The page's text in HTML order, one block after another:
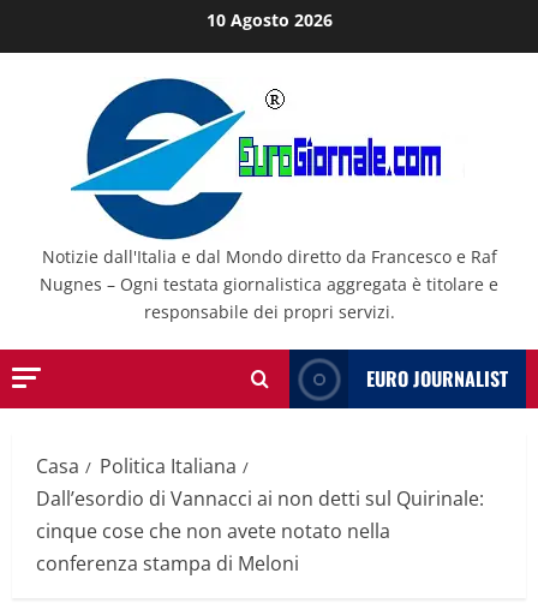
al
10 Agosto 2026
Notizie dall'Italia e dal Mondo diretto da Francesco e Raf
Nugnes – Ogni testata giornalistica aggregata è titolare e
responsabile dei propri servizi.
EURO JOURNALIST
Casa
Politica Italiana
Dall’esordio di Vannacci ai non detti sul Quirinale:
cinque cose che non avete notato nella
conferenza stampa di Meloni